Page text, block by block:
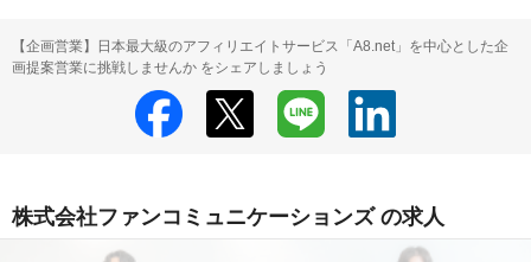
【企画営業】日本最大級のアフィリエイトサービス「A8.net」を中心とした企
画提案営業に挑戦しませんか をシェアしましょう
株式会社ファンコミュニケーションズ の求人